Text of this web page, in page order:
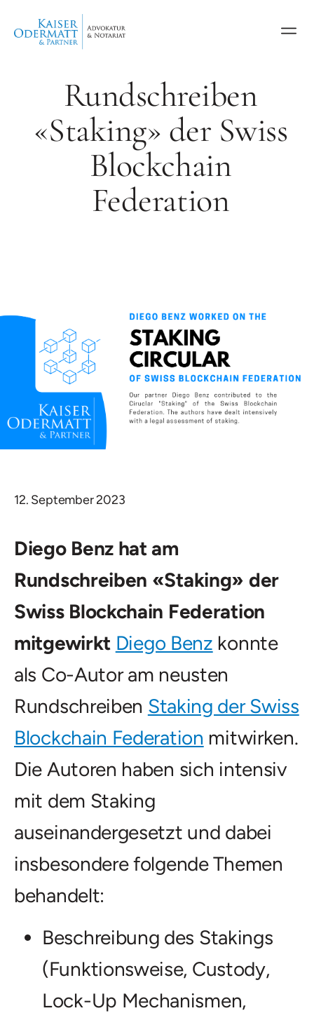
Rundschreiben
«Staking» der Swiss
Blockchain
Federation
12. September 2023
Diego Benz hat am
Rundschreiben «Staking» der
Swiss Blockchain Federation
mitgewirkt Diego Benz konnte
als Co-Autor am neusten
Rundschreiben Staking der Swiss
Blockchain Federation mitwirken.
Die Autoren haben sich intensiv
mit dem Staking
auseinandergesetzt und dabei
insbesondere folgende Themen
behandelt:
Beschreibung des Stakings
(Funktionsweise, Custody,
Lock-Up Mechanismen,